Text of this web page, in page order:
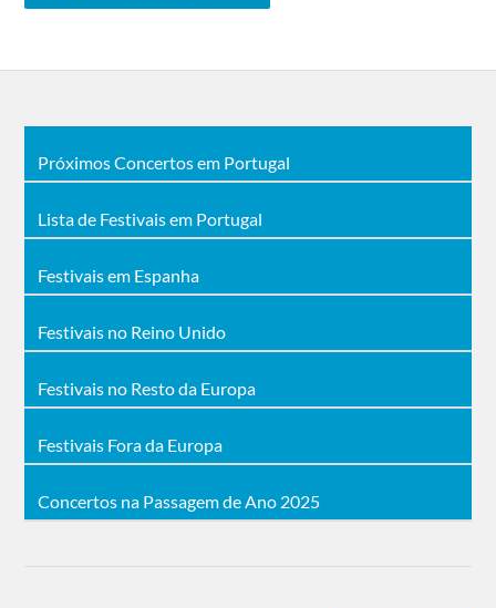
Próximos Concertos em Portugal
Lista de Festivais em Portugal
Festivais em Espanha
Festivais no Reino Unido
Festivais no Resto da Europa
Festivais Fora da Europa
Concertos na Passagem de Ano 2025